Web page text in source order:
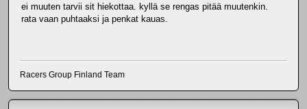
ei muuten tarvii sit hiekottaa. kyllä se rengas pitää muutenkin.
rata vaan puhtaaksi ja penkat kauas.
Racers Group Finland Team